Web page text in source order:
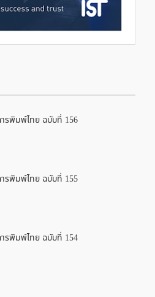
ารพิมพ์ไทย ฉบับที่ 156
ารพิมพ์ไทย ฉบับที่ 155
ารพิมพ์ไทย ฉบับที่ 154